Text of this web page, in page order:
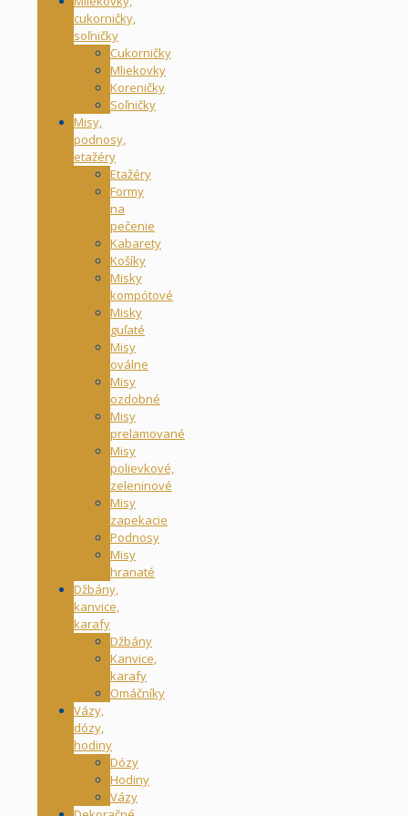
cukorničky,
soľničky
Cukorničky
Mliekovky
Koreničky
Soľničky
Misy,
podnosy,
etažéry
Etažéry
Formy
na
pečenie
Kabarety
Košíky
Misky
kompótové
Misky
guľaté
Misy
oválne
Misy
ozdobné
Misy
prelamované
Misy
polievkové,
zeleninové
Misy
zapekacie
Podnosy
Misy
hranaté
Džbány,
kanvice,
karafy
Džbány
Kanvice,
karafy
Omáčníky
Vázy,
dózy,
hodiny
Dózy
Hodiny
Vázy